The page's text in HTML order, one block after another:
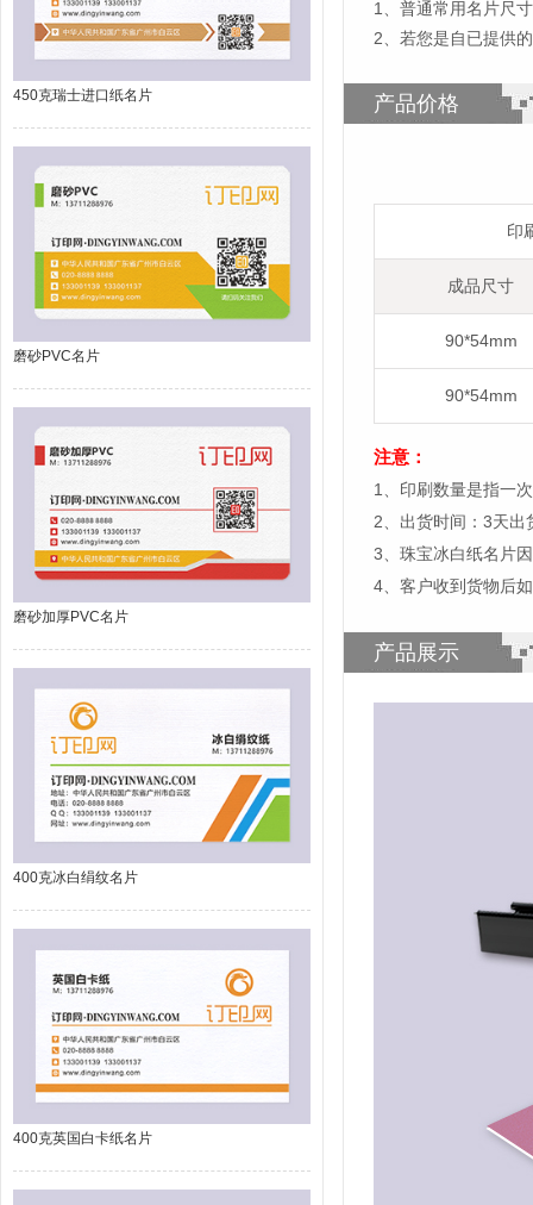
450克瑞士进口纸名片
磨砂PVC名片
磨砂加厚PVC名片
400克冰白绢纹名片
400克英国白卡纸名片
1
普通常用名片尺
2、若您是自已提供
产品价格
印
成品尺寸
90*54mm
90*54mm
注意：
1、印刷数量是指一
2、出货时间：3天出
3、珠宝冰白纸名片
4、客户收到货物后
产品展示